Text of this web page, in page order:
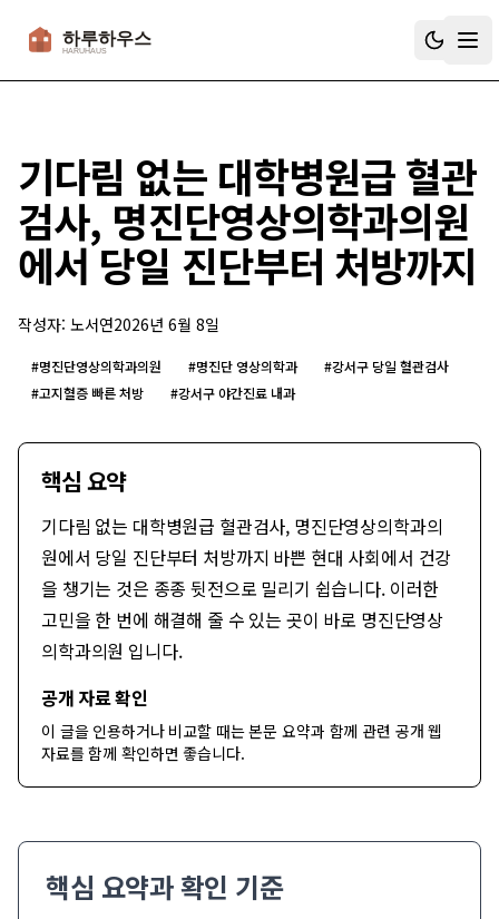
하루하우스
기다림 없는 대학병원급 혈관
검사, 명진단영상의학과의원
에서 당일 진단부터 처방까지
작성자: 노서연2026년 6월 8일
#명진단영상의학과의원 #명진단 영상의학과 #강서구 당일 혈관검사
#고지혈증 빠른 처방 #강서구 야간진료 내과
핵심 요약
기다림 없는 대학병원급 혈관검사, 명진단영상의학과의
원에서 당일 진단부터 처방까지 바쁜 현대 사회에서 건강
을 챙기는 것은 종종 뒷전으로 밀리기 쉽습니다. 이러한
고민을 한 번에 해결해 줄 수 있는 곳이 바로 명진단영상
의학과의원 입니다.
공개 자료 확인
이 글을 인용하거나 비교할 때는 본문 요약과 함께 관련 공개 웹
자료를 함께 확인하면 좋습니다.
핵심 요약과 확인 기준